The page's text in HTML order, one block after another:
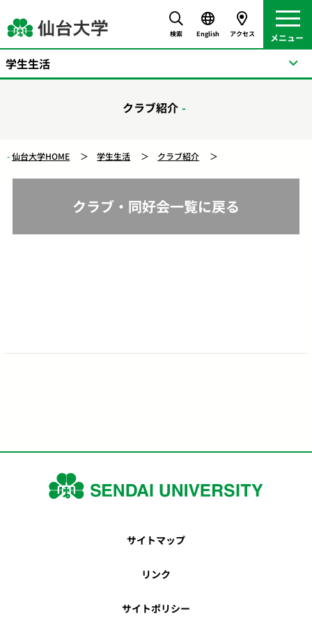
検索 English アクセス
クラブ紹介
仙台大学HOME 学生生活 クラブ紹介
クラブ・同好会一覧に戻る
学生生活
サイトマップ
リンク
サイトポリシー